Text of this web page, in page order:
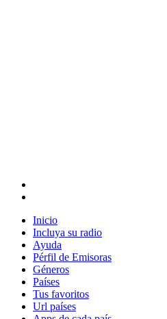
Inicio
Incluya su radio
Ayuda
Pérfil de Emisoras
Géneros
Países
Tus favoritos
Url países